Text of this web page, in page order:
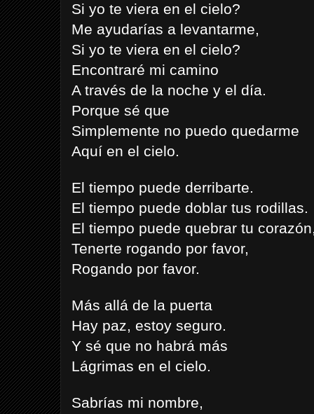
Si yo te viera en el cielo?
Me ayudarías a levantarme,
Si yo te viera en el cielo?
Encontraré mi camino
A través de la noche y el día.
Porque sé que
Simplemente no puedo quedarme
Aquí en el cielo.
El tiempo puede derribarte.
El tiempo puede doblar tus rodillas.
El tiempo puede quebrar tu
Tenerte rogando por favor,
Rogando por favor.
Más allá de la puerta
Hay paz, estoy seguro.
Y sé que no habrá más
Lágrimas en el cielo.
Sabrías mi nombre,